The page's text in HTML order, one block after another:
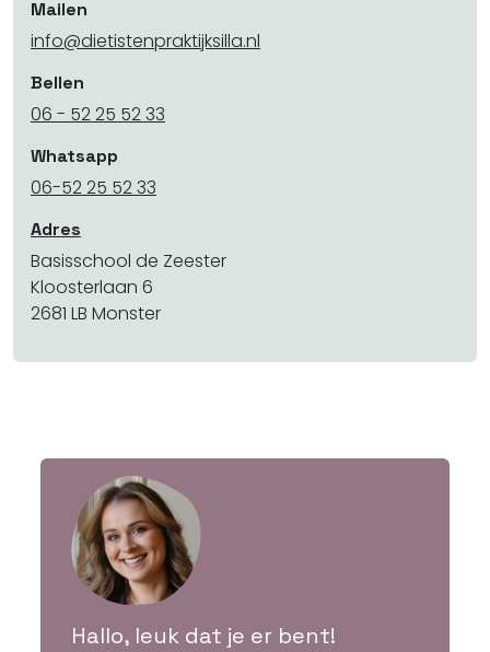
Mailen
info@dietistenpraktijksilla.nl
Bellen
06 - 52 25 52 33
Whatsapp
06-52 25 52 33
Adres
Basisschool de Zeester
Kloosterlaan 6
2681 LB Monster
Hallo, leuk dat je er bent!